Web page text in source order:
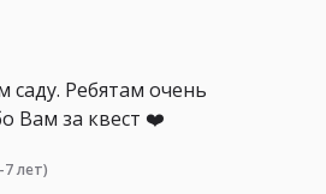
саду. Ребятам очень
Вам за квест ❤️
7 лет)